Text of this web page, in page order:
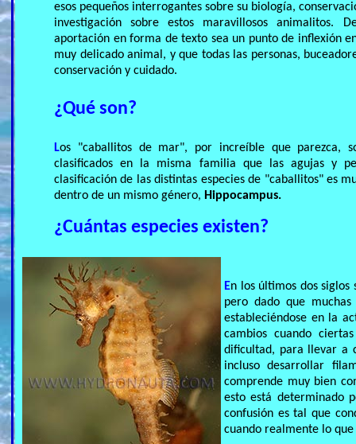
esos pequeños interrogantes sobre su biología,
investigación sobre estos maravillosos animalitos.
aportación en forma de texto sea un punto de inflexión
muy delicado animal, y que todas las personas,
conservación y cuidado.
¿Qué son?
Los "caballitos de mar", por increíble que parezca,
clasificados en la misma familia que las agujas y
clasificación de las distintas especies de "caballitos" es
dentro de un mismo género, Hippocampus.
¿Cuántas especies existen?
En los últimos dos siglos
pero dado que
estableciéndose en la
cambios cuando
dificultad, para llevar a
incluso desarrollar
comprende muy bien
esto está determinado
confusión es tal que
cuando realmente lo